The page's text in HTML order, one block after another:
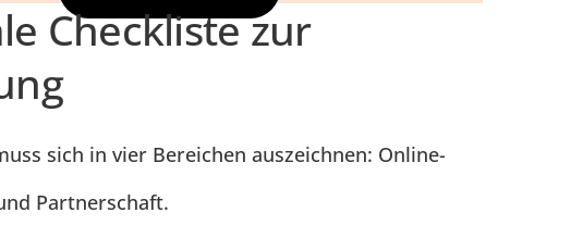
Checkliste zur
sich in vier Bereichen auszeichnen: Online-
Partnerschaft.